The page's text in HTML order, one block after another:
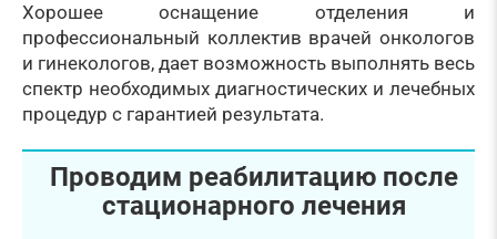
Хорошее оснащение отделения и
профессиональный коллектив врачей онкологов
и гинекологов, дает возможность выполнять весь
спектр необходимых диагностических и лечебных
процедур с гарантией результата.
Проводим реабилитацию после
стационарного лечения